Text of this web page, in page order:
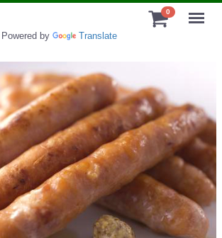
Powered by Translate
0